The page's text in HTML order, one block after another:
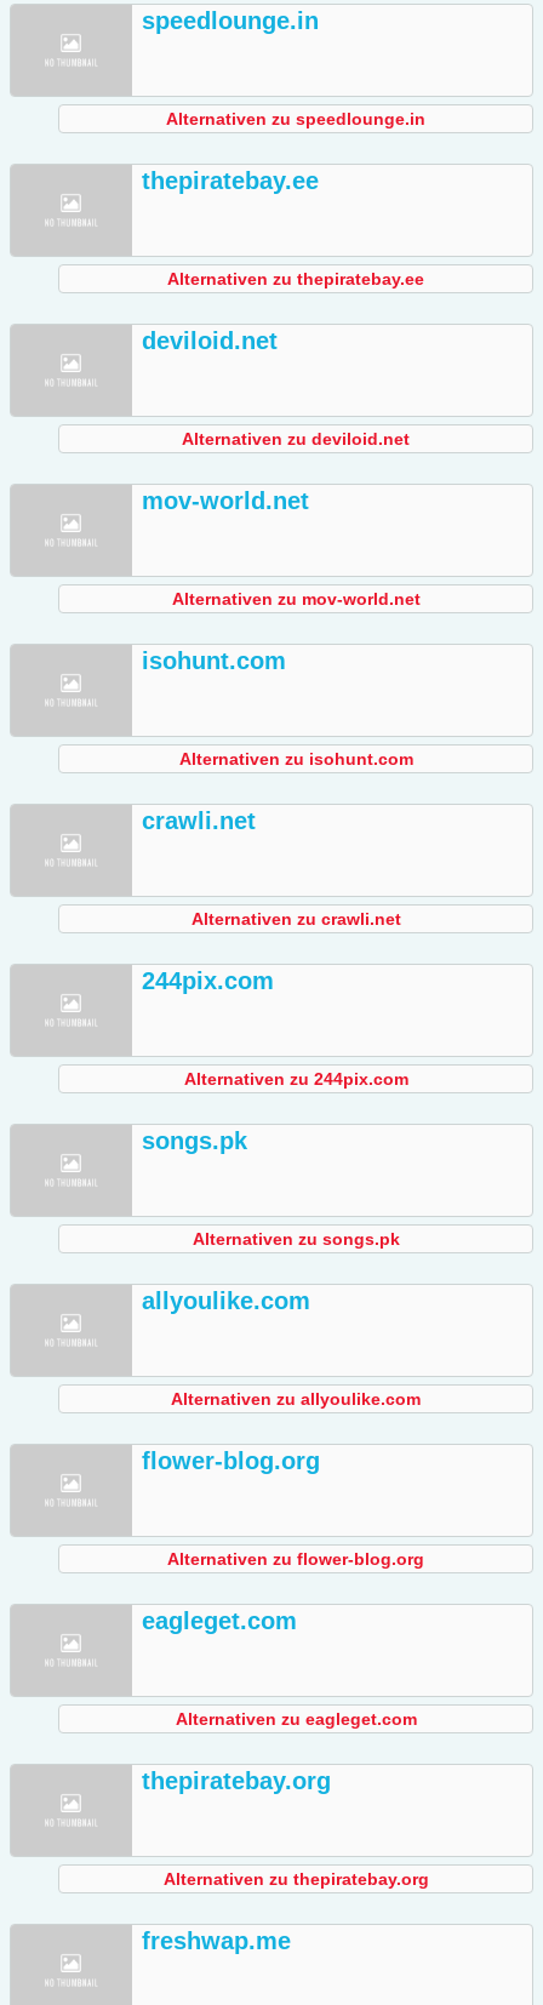
speedlounge.in
Alternativen zu speedlounge.in
thepiratebay.ee
Alternativen zu thepiratebay.ee
deviloid.net
Alternativen zu deviloid.net
mov-world.net
Alternativen zu mov-world.net
isohunt.com
Alternativen zu isohunt.com
crawli.net
Alternativen zu crawli.net
244pix.com
Alternativen zu 244pix.com
songs.pk
Alternativen zu songs.pk
allyoulike.com
Alternativen zu allyoulike.com
flower-blog.org
Alternativen zu flower-blog.org
eagleget.com
Alternativen zu eagleget.com
thepiratebay.org
Alternativen zu thepiratebay.org
freshwap.me